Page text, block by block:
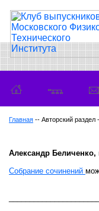
Главная -- Авторский раздел
Александр
Собрание сочинений